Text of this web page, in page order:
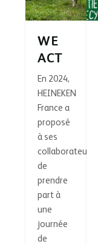
WE
ACT
En 2024,
HEINEKEN
France a
proposé
à ses
collaborateurs
de
prendre
part à
une
journée
de